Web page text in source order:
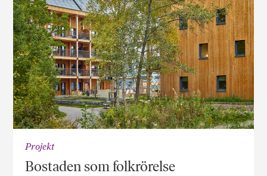
Projekt
Bostaden som folkrörelse